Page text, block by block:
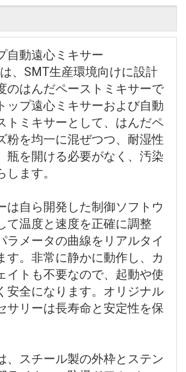
自動遠心ミキサー
、SMT生産環境向けに設計
のはんだペーストミキサーで
ップ遠心ミキサーおよび自動
トミキサーとして、はんだペ
粉を均一に混ぜつつ、耐湿性
瓶を開ける必要がなく、汚染
します。
は自ら開発した制御ソフトウ
て温度と速度を正確に調整
ラメータの曲線をリアルタイ
す。非常に静かに動作し、カ
イトも不要なので、起動や使
安全になります。オリジナル
サリーは長寿命と安定性を保
、スチール製の外枠とステン